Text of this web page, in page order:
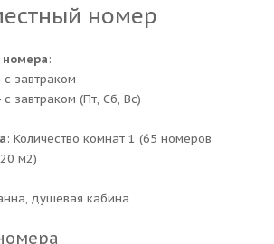
номер
номера:
завтраком
завтраком (Пт, Сб, Вс)
: Количество комнат 1 (65 номеров
м2)
душевая кабина